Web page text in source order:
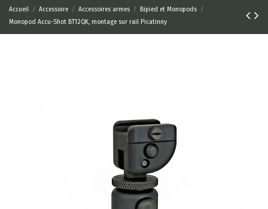
Accueil Accessoire Accessoires armes
Bipied et Monopods
Monopod Accu-Shot BT12QK, montage sur rail Picatinny